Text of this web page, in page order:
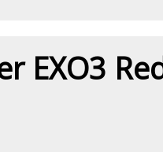
EXO3